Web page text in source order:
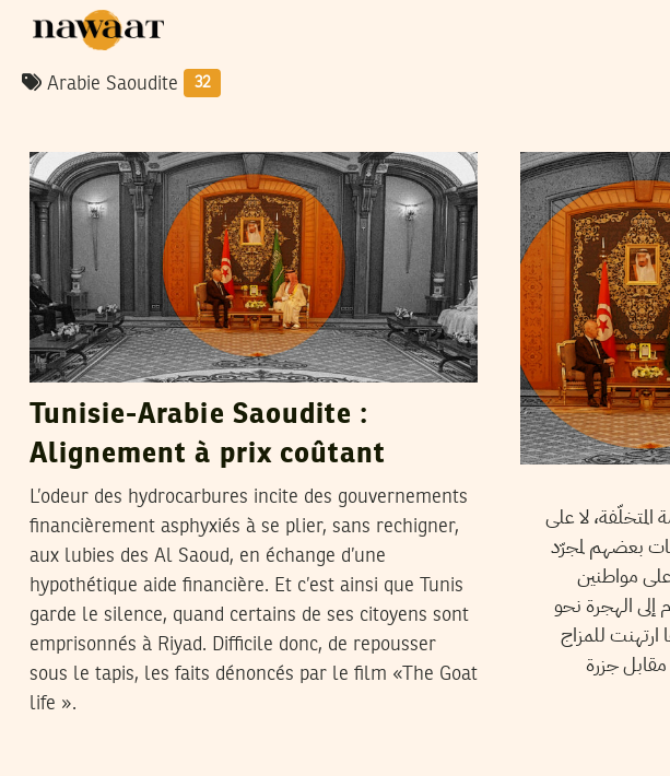
Arabie Saoudite 32
Tunisie-Arabie Saoudite :
Alignement à prix coûtant
L’odeur des hydrocarbures incite des gouvernements
financièrement asphyxiés à se plier, sans rechigner,
aux lubies des Al Saoud, en échange d’une
hypothétique aide financière. Et c’est ainsi que Tunis
garde le silence, quand certains de ses citoyens sont
emprisonnés à Riyad. Difficile donc, de repousser
sous le tapis, les faits dénoncés par le film «The Goat
life ».
لا على
بعضهم لمجرّد
على مواطنين
إلى الهجرة نحو
للمزاج
جزرة